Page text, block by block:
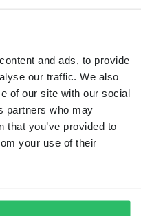
and ads, to provide
our traffic. We also
of our site with our social
partners who may
that you’ve provided to
your use of their